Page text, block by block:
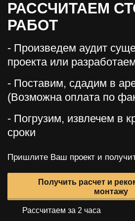
РАССЧИТАЕМ
РАБОТ
- Произведем аудит
проекта или
- Поставим, сдадим в
(Возможна оплата по
- Погрузим, извлечем в
сроки
Пришлите Ваш проект и
Получить расчет и
монтажу
Рассчитаем за 2 часа